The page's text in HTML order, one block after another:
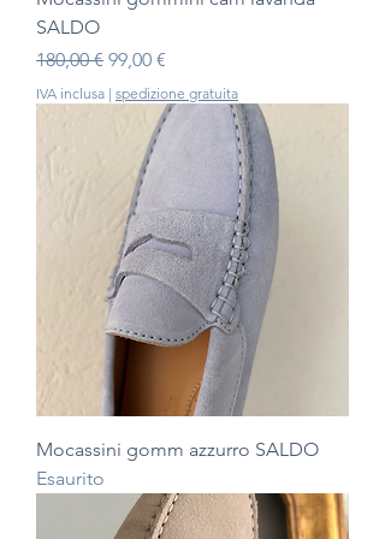
SALDO
Prezzo regolare
180,00 € Prezzo scontato
99,00 €
IVA inclusa | spedizione gratuita
Mocassini gomm azzurro SALDO
Esaurito